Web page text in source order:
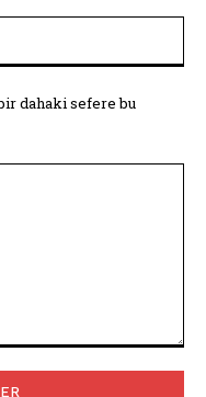
dahaki sefere bu